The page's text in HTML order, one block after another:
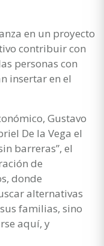
en un proyecto
contribuir con
personas con
insertar en el
Gustavo
De la Vega el
barreras”, el
de
donde
alternativas
familias, sino
aquí, y